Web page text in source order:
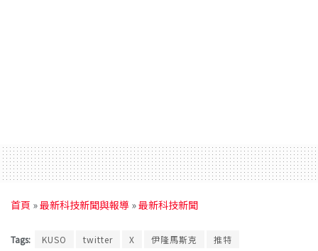
首頁 »最新科技新聞與報導 »最新科技新聞
Tags: KUSO twitter X 伊隆馬斯克 推特